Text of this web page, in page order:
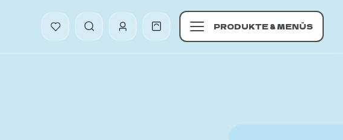
PRODUKTE & MENÜS